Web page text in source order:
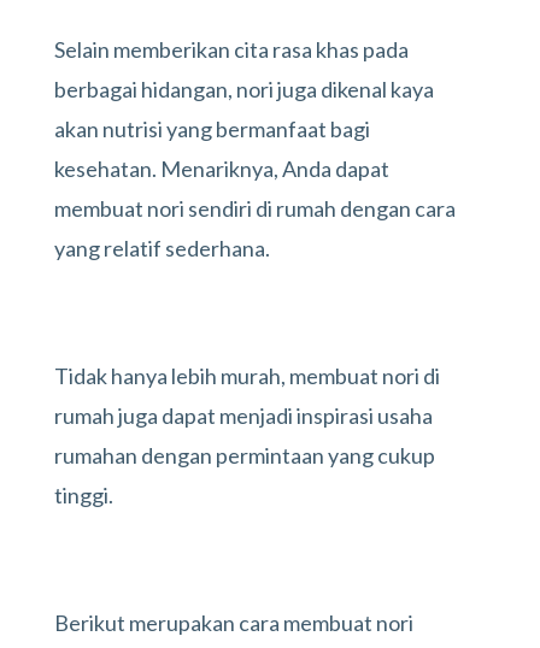
Selain memberikan cita rasa khas pada
berbagai hidangan, nori juga dikenal kaya
akan nutrisi yang bermanfaat bagi
kesehatan. Menariknya, Anda dapat
membuat nori sendiri di rumah dengan cara
yang relatif sederhana.
Tidak hanya lebih murah, membuat nori di
rumah juga dapat menjadi inspirasi usaha
rumahan dengan permintaan yang cukup
tinggi.
Berikut merupakan cara membuat nori